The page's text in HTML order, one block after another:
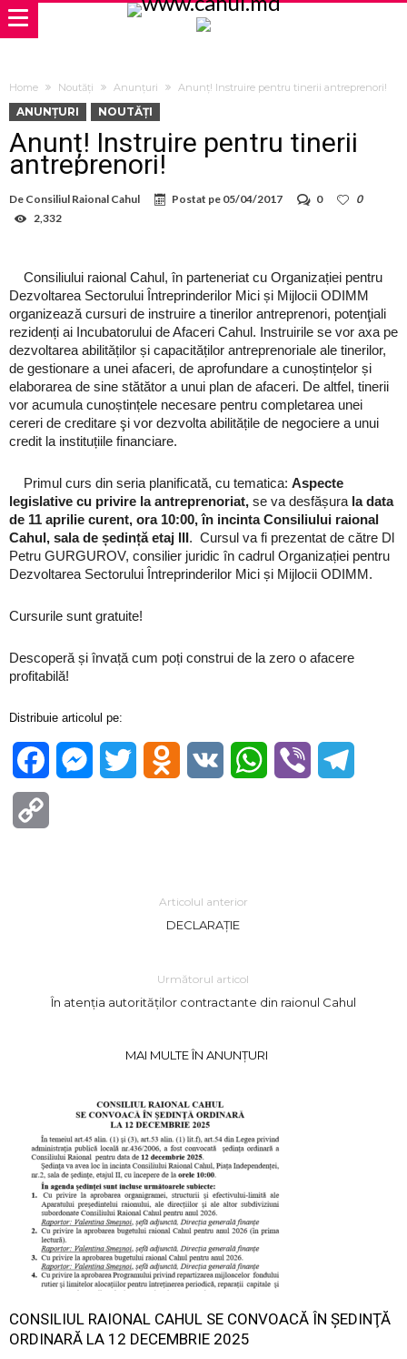
Home Noutăți Anunțuri Anunț! Instruire pentru tinerii antreprenori!
ANUNȚURI NOUTĂȚI
Anunț! Instruire pentru tinerii
antreprenori!
De Consiliul Raional Cahul Postat pe 05/04/2017 0
0
2,332
Consiliului raional Cahul, în parteneriat cu Organizației pentru
Dezvoltarea Sectorului Întreprinderilor Mici și Mijlocii ODIMM
organizează cursuri de instruire a tinerilor antreprenori, potenţiali
rezidenți ai Incubatorului de Afaceri Cahul. Instruirile se vor axa pe
dezvoltarea abilităților și capacităților antreprenoriale ale tinerilor,
de gestionare a unei afaceri, de aprofundare a cunoștințelor și
elaborarea de sine stătător a unui plan de afaceri. De altfel, tinerii
vor acumula cunoștințele necesare pentru completarea unei
cereri de creditare şi vor dezvolta abilitățile de negociere a unui
credit la instituțiile financiare.
Primul curs din seria planificată, cu tematica: Aspecte
legislative cu privire la antreprenoriat, se va desfășura la data
de 11 aprilie curent, ora 10:00, în incinta Consiliului raional
Cahul, sala de ședință etaj III. Cursul va fi prezentat de către Dl
Petru GURGUROV, consilier juridic în cadrul Organizației pentru
Dezvoltarea Sectorului Întreprinderilor Mici și Mijlocii ODIMM.
Cursurile sunt gratuite!
Descoperă și învață cum poți construi de la zero o afacere
profitabilă!
Distribuie articolul pe:
FacebookMessenger
Twitter Odnoklassniki
VK WhatsApp
Viber
Articolul anterior
DECLARAȚIE
Următorul articol
În atenția autorităților contractante din raionul Cahul
MAI MULTE ÎN ANUNȚURI
CONSILIUL RAIONAL CAHUL SE CONVOACĂ ÎN ŞEDINŢĂ
ORDINARĂ LA 12 DECEMBRIE 2025